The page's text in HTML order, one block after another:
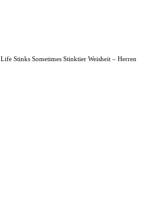
Life Stinks Sometimes Stinktier Weisheit – Herren